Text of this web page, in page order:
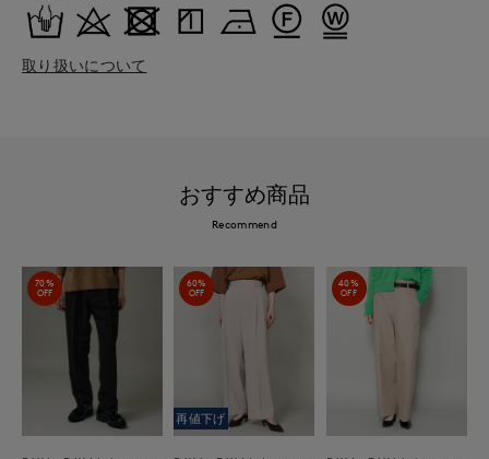
取り扱いについて
おすすめ商品
Recommend
70%
OFF
60%
OFF
再値下げ
40%
OFF